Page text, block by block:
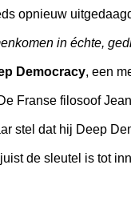
opnieuw
in échte,
Democracy, een
Franse filosoof
stel dat hij Deep
de sleutel is tot